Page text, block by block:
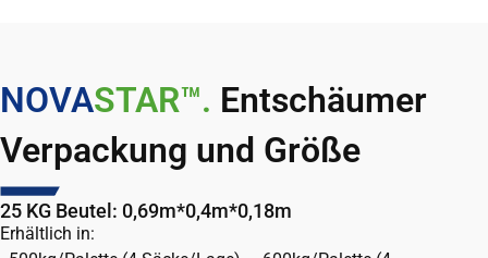
NOVASTAR™. Entschäumer
Verpackung und Größe
25 KG Beutel: 0,69m*0,4m*0,18m
Erhältlich in: